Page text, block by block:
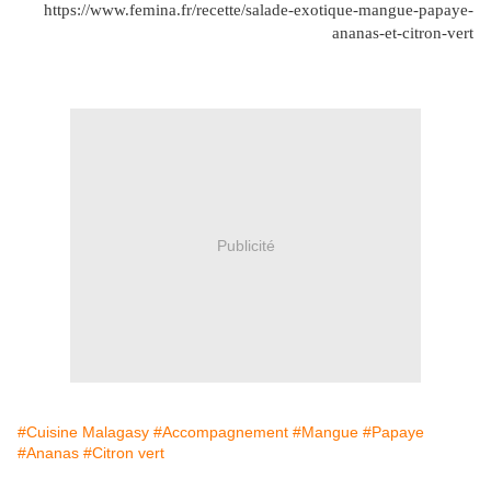
https://www.femina.fr/recette/salade-exotique-mangue-papaye-
ananas-et-citron-vert
Publicité
#Cuisine Malagasy #Accompagnement #Mangue #Papaye
#Ananas #Citron vert